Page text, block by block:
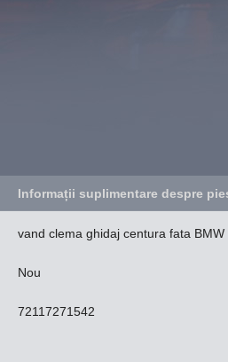
Informații suplimentare despre
vand clema ghidaj centura fata BMW
Nou
72117271542